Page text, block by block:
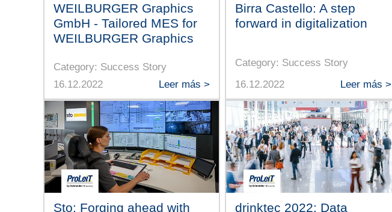
WEILBURGER Graphics
GmbH - Tailored MES for
WEILBURGER Graphics
Category: Success Story
16.12.2022
Leer más >
Birra Castello: A step
forward in digitalization
Category: Success Story
16.12.2022
Leer más >
Sto: Forging ahead with
drinktec 2022: Data